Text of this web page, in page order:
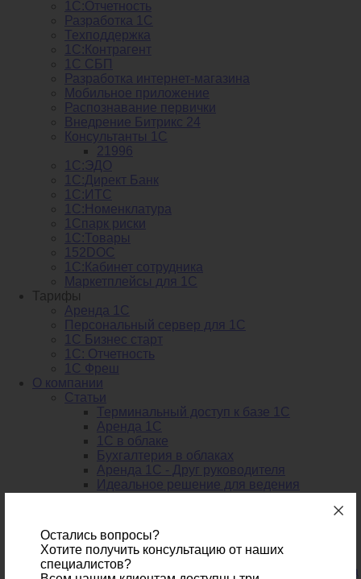
1С:Отчетность
Разработка 1С
Техподдержка
1С:Контрагент
1С СБП
Разработка интернет-магазина
Мобильное приложение
Распознавание первички
Внедрение Битрикс 24
Консультанты 1С
21996
1С:ЭДО
1С:Директ Банк
1С:ИТС
1С:Номенклатура
1Спарк риски
1С:Товары
152DOC
1С:Кабинет сотрудника
Маркетплейсы для 1С
Тарифы
Аренда 1С
Персональный сервер для 1С
1С Бизнес старт
1С: Отчетность
1C Фреш
О компании
Статьи
Терминальный доступ к базе 1С
Аренда 1С
1С в облаке
Бухгалтерия в облаках
Аренда 1С - Друг руководителя
Идеальное решение для ведения
1С торговля онлайн в облаке - бесплатное
использование
Аренда виртуального сервера 1С -
расширение возможностей бизнеса
Преимущества использования дата-центра
Остались вопросы?
Хотите получить консультацию от наших
специалистов?